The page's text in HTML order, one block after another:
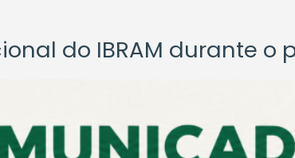
do IBRAM durante o